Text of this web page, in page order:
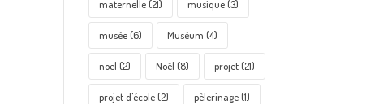
maternelle(21) musique(3)
musée(6) Muséum (4)
noel (2) Noël (8) projet(21)
projet d'école(2) pèlerinage(1)